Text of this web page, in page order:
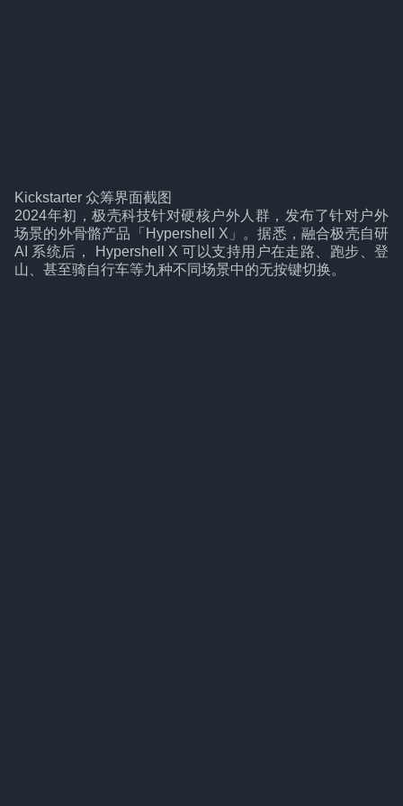
Kickstarter 众筹界面截图
2024年初，极壳科技针对硬核户外人群，发布了针对户外
场景的外骨骼产品「Hypershell X」。据悉，融合极壳自研
AI 系统后， Hypershell X 可以支持用户在走路、跑步、登
山、甚至骑自行车等九种不同场景中的无按键切换。